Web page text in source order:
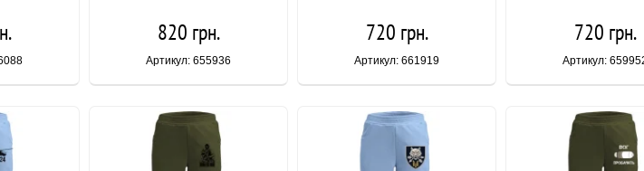
820 грн.
Артикул: 655936
720 грн.
Артикул: 661919
720 грн.
Артикул: